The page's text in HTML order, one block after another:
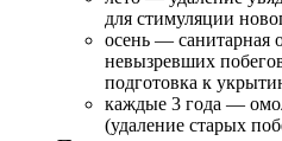
для стимуляции
осень — санитарная
невызревших
подготовка к
каждые 3 года —
(удаление старых